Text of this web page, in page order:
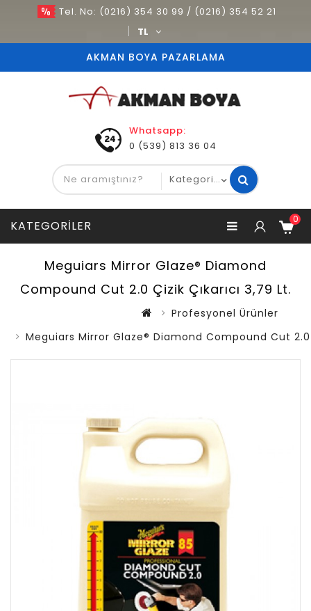
Tel. No: (0216) 354 30 99 / (0216) 354 52 21
TL
AKMAN BOYA PAZARLAMA
Whatsapp:
0 (539) 813 36 04
KATEGORILER 0
Meguiars Mirror Glaze® Diamond
Compound Cut 2.0 Çizik Çıkarıcı 3,79 Lt.
Profesyonel Ürünler
Meguiars Mirror Glaze® Diamond Compound Cut 2.0